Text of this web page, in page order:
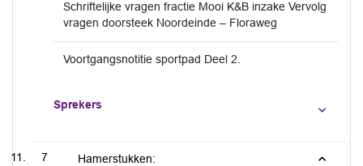
Schriftelijke vragen fractie Mooi K&B inzake Vervolg
vragen doorsteek Noordeinde – Floraweg
Voortgangsnotitie sportpad Deel 2.
Sprekers
7 Hamerstukken: